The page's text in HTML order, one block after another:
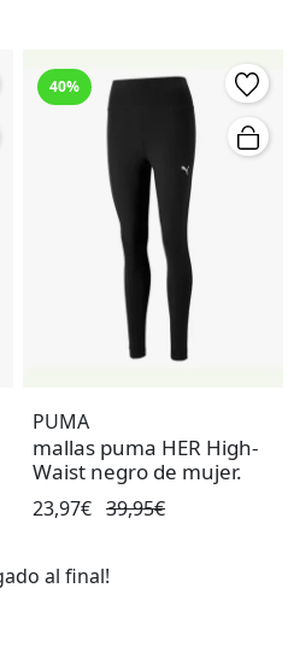
40%
PUMA
mallas puma HER High-
Waist negro de mujer.
23,97€ 39,95€
al final!